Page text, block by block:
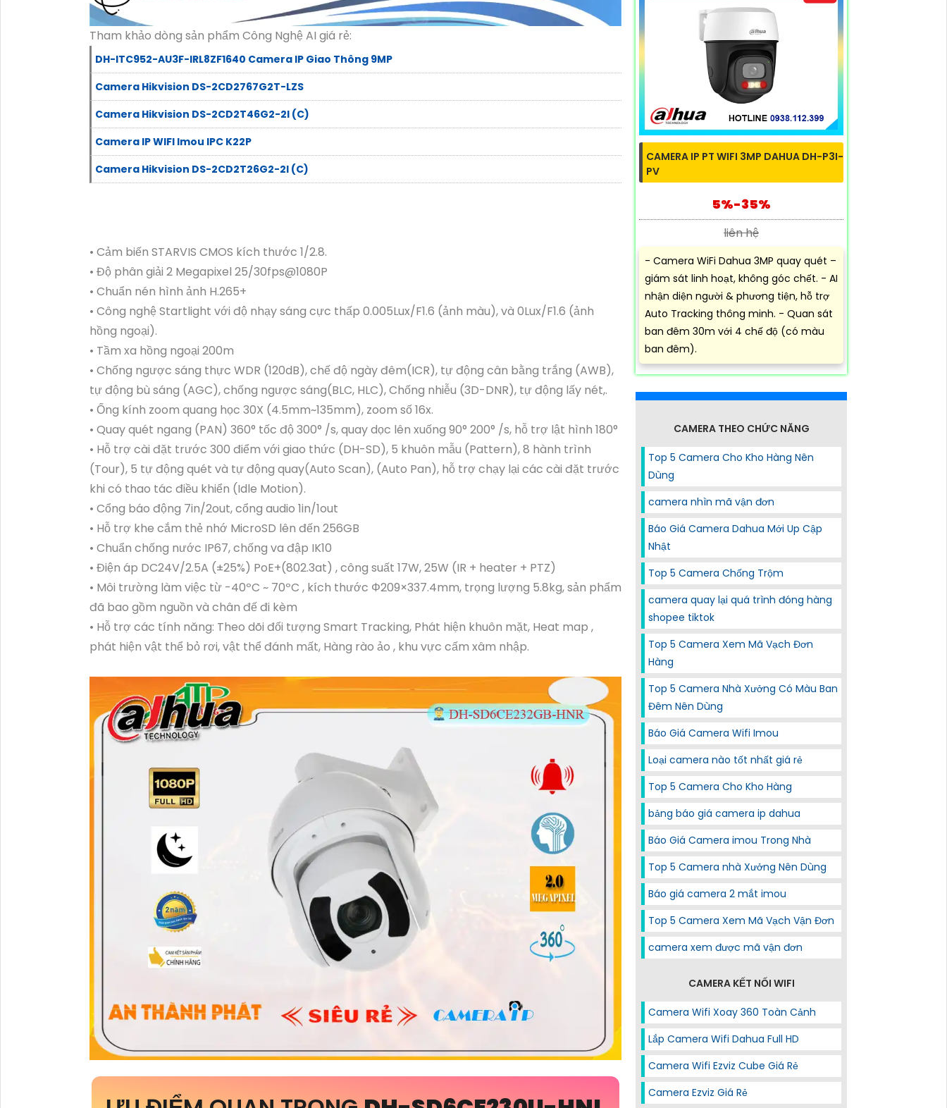
Tham khảo dòng sản phẩm Công Nghệ AI giá rẻ:
DH-ITC952-AU3F-IRL8ZF1640 Camera IP Giao Thông 9MP
Camera Hikvision DS-2CD2767G2T-LZS
Camera Hikvision DS-2CD2T46G2-2I (C)
Camera IP WIFI Imou IPC K22P
Camera Hikvision DS-2CD2T26G2-2I (C)
• Cảm biến STARVIS CMOS kích thước 1/2.8.
• Độ phân giải 2 Megapixel 25/30fps@1080P
• Chuẩn nén hình ảnh H.265+
• Công nghệ Startlight với độ nhạy sáng cực thấp 0.005Lux/F1.6 (ảnh màu), và 0Lux/F1.6 (ảnh
hồng ngoại).
• Tầm xa hồng ngoại 200m
• Chống ngược sáng thực WDR (120dB), chế độ ngày đêm(ICR), tự động cân bằng trắng (AWB),
tự động bù sáng (AGC), chống ngược sáng(BLC, HLC), Chống nhiễu (3D-DNR), tự động lấy nét,.
• Ống kính zoom quang học 30X (4.5mm~135mm), zoom số 16x.
• Quay quét ngang (PAN) 360° tốc độ 300° /s, quay dọc lên xuống 90° 200° /s, hỗ trợ lật hình 180°
• Hỗ trợ cài đặt trước 300 điểm với giao thức (DH-SD), 5 khuôn mẫu (Pattern), 8 hành trình
(Tour), 5 tự động quét và tự động quay(Auto Scan), (Auto Pan), hỗ trợ chạy lại các cài đặt trước
khi có thao tác điều khiển (Idle Motion).
• Cổng báo động 7in/2out, cổng audio 1in/1out
• Hỗ trợ khe cắm thẻ nhớ MicroSD lên đến 256GB
• Chuẩn chống nước IP67, chống va đập IK10
• Điện áp DC24V/2.5A (±25%) PoE+(802.3at) , công suất 17W, 25W (IR + heater + PTZ)
• Môi trường làm việc từ -40ºC ~ 70ºC , kích thước Φ209×337.4mm, trọng lượng 5.8kg, sản phẩm
đã bao gồm nguồn và chân đế đi kèm
• Hỗ trợ các tính năng: Theo dõi đối tượng Smart Tracking, Phát hiện khuôn mặt, Heat map ,
phát hiện vật thể bỏ rơi, vật thể đánh mất, Hàng rào ảo , khu vực cấm xâm nhập.
CAMERA IP PT WIFI 3MP DAHUA DH-P3I-
PV
5%-35%
liên hệ
- Camera WiFi Dahua 3MP quay quét –
giám sát linh hoạt, không góc chết. - AI
nhận diện người & phương tiện, hỗ trợ
Auto Tracking thông minh. - Quan sát
ban đêm 30m với 4 chế độ (có màu
ban đêm).
CAMERA THEO CHỨC NĂNG
Top 5 Camera Cho Kho Hàng Nên
Dùng
camera nhìn mã vận đơn
Báo Giá Camera Dahua Mới Up Cập
Nhật
Top 5 Camera Chống Trộm
camera quay lại quá trình đóng hàng
shopee tiktok
Top 5 Camera Xem Mã Vạch Đơn
Hàng
Top 5 Camera Nhà Xưởng Có Màu Ban
Đêm Nên Dùng
Báo Giá Camera Wifi Imou
Loại camera nào tốt nhất giá rẻ
Top 5 Camera Cho Kho Hàng
bảng báo giá camera ip dahua
Báo Giá Camera imou Trong Nhà
Top 5 Camera nhà Xưởng Nên Dùng
Báo giá camera 2 mắt imou
Top 5 Camera Xem Mã Vạch Vận Đơn
camera xem được mã vận đơn
CAMERA KẾT NỐI WIFI
Camera Wifi Xoay 360 Toàn Cảnh
Lắp Camera Wifi Dahua Full HD
Camera Wifi Ezviz Cube Giá Rẻ
Camera Ezviz Giá Rẻ